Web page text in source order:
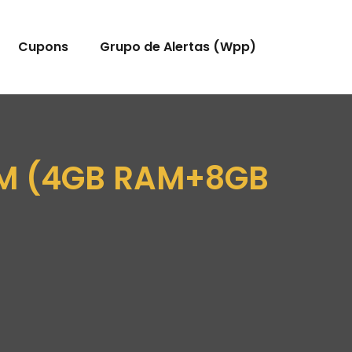
Cupons Grupo de Alertas (Wpp)
(4GB RAM+8GB